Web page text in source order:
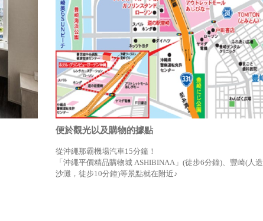
便於觀光以及購物的據點
從沖繩那霸機場汽車15分鐘！
「沖繩平價精品購物城 ASHIBINAA」(徒步6分鐘)、豐崎(人造
沙灘，徒步10分鐘)等景點就在附近♪